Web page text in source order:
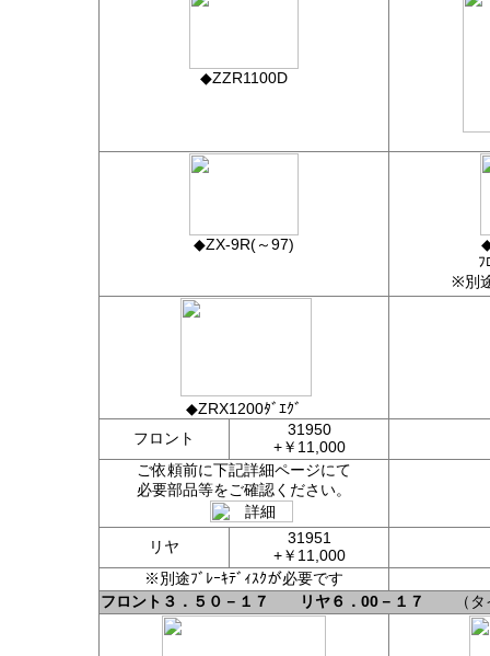
◆ZZR1100D
◆ZX-9R(～97)
ﾌ
※別
◆ZRX1200ﾀﾞｴｸﾞ
フロント
31950
+￥11,000
ご依頼前に下記詳細ページにて
必要部品等をご確認ください。
リヤ
31951
+￥11,000
※別途ﾌﾞﾚｰｷﾃﾞｨｽｸが必要です
フロント３．５０－１７ リヤ６．00－１７
（タイ